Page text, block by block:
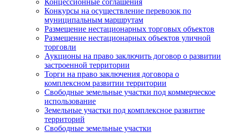
Конкурсы на осуществление перевозок по
муниципальным маршрутам
Размещение нестационарных торговых объектов
Размещение нестационарных объектов уличной
торговли
Аукционы на право заключить договор о развитии
застроенной территории
Торги на право заключения договора о
комплексном развитии территории
Свободные земельные участки под коммерческое
использование
Земельные участки под комплексное развитие
территорий
Свободные земельные участки